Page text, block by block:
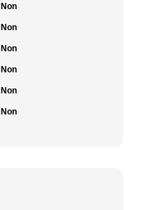
Non
Non
Non
Non
Non
Non